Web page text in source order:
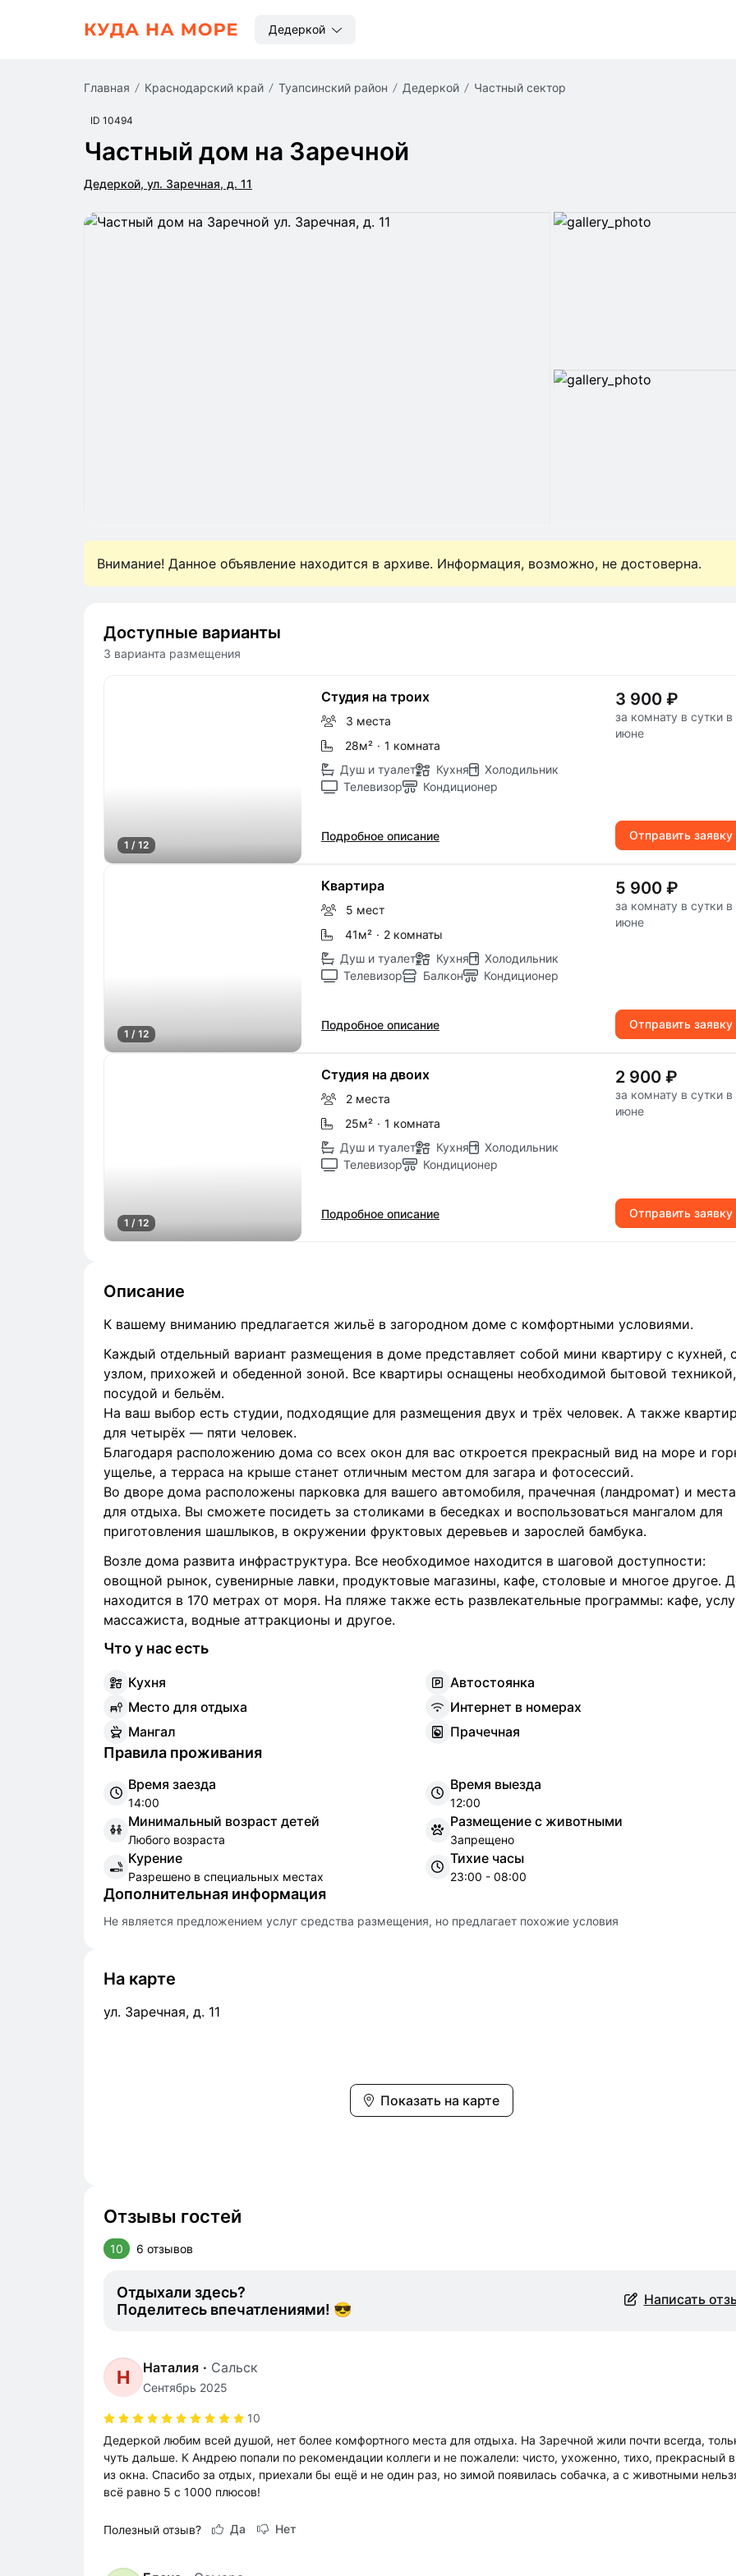
Дедеркой
Главная Краснодарский край Туапсинский район Дедеркой частный сектор
ID 10494
Частный дом на Заречной
Дедеркой, ул. Заречная, д. 11
Внимание! Данное объявление находится в архиве. Информация, возможно, не достоверна.
Доступные варианты
3 варианта размещения
1 / 12
Студия на троих
3 места
28м² · 1 комната
Душ и туалет
Кухня
Холодильник
Телевизор
Кондиционер
Подробное описание
3 900 ₽
за комнату в сутки в
июне
Отправить заявку
1 / 12
Квартира
5 мест
41м² · 2 комнаты
Душ и туалет
Кухня
Холодильник
Телевизор
Балкон Кондиционер
Подробное описание
5 900 ₽
за комнату в сутки в
июне
Отправить заявку
1 / 12
Студия на двоих
2 места
25м² · 1 комната
Душ и туалет
Кухня
Холодильник
Телевизор
Кондиционер
Подробное описание
2 900 ₽
за комнату в сутки в
июне
Отправить заявку
Описание
К вашему вниманию предлагается жильё в загородном доме с комфортными условиями.
Каждый отдельный вариант размещения в доме представляет собой мини квартиру с кухней,
узлом, прихожей и обеденной зоной. Все квартиры оснащены необходимой бытовой техникой,
посудой и бельём.
На ваш выбор есть студии, подходящие для размещения двух и трёх человек. А также
для четырёх — пяти человек.
Благодаря расположению дома со всех окон для вас откроется прекрасный вид на море и
ущелье, а терраса на крыше станет отличным местом для загара и фотосессий.
Во дворе дома расположены парковка для вашего автомобиля, прачечная (ландромат) и места
для отдыха. Вы сможете посидеть за столиками в беседках и воспользоваться мангалом для
приготовления шашлыков, в окружении фруктовых деревьев и зарослей бамбука.
Возле дома развита инфраструктура. Все необходимое находится в шаговой доступности:
овощной рынок, сувенирные лавки, продуктовые магазины, кафе, столовые и многое другое.
находится в 170 метрах от моря. На пляже также есть развлекательные программы: кафе,
массажиста, водные аттракционы и другое.
Что у нас есть
Кухня Автостоянка
Место для отдыха Интернет в номерах
Мангал Прачечная
Правила проживания
Время заезда
14:00
Время выезда
12:00
Минимальный возраст детей
Любого возраста
Размещение с животными
Запрещено
Курение
Разрешено в специальных местах
Тихие часы
23:00 - 08:00
Дополнительная информация
Не является предложением услуг средства размещения, но предлагает похожие условия
На карте
ул. Заречная, д. 11
Показать на карте
Отзывы гостей
10 6 отзывов
Отдыхали здесь?
Поделитесь впечатлениями! 😎
Написать
Н Наталия · Сальск
Сентябрь 2025
10
Дедеркой любим всей душой, нет более комфортного места для отдыха. На Заречной жили почти всегда,
чуть дальше. К Андрею попали по рекомендации коллеги и не пожалели: чисто, ухоженно, тихо, прекрасный
из окна. Спасибо за отдых, приехали бы ещё и не один раз, но зимой появилась собачка, а с животными
всё равно 5 с 1000 плюсов!
Полезный отзыв? Да Нет